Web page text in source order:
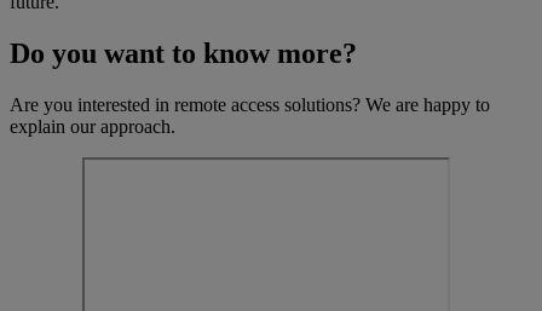
Do you want to know more?
Are you interested in remote access solutions? We are happy to
explain our approach.